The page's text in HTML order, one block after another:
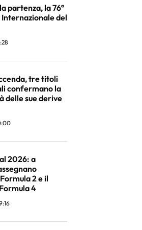
partenza, la 76ª
del
tre titoli
confermano la
delle sue derive
2026: a
2 e il
4